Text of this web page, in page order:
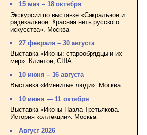
15 мая – 18 октября
Экскурсии по выставке «Сакральное и
радикальное. Красная нить русского
искусства». Москва
27 февраля – 30 августа
Выставка «Иконы: старообрядцы и их
мир». Клинтон, США
10 июня – 16 августа
Выставка «Именитые люди». Москва
10 июня — 11 октября
Выставка «Иконы Павла Третьякова.
История коллекции». Москва
Август 2026